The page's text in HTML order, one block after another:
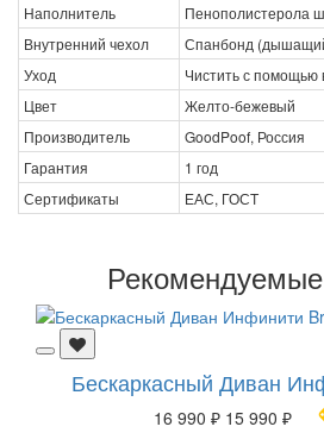
Наполнитель
Пенополистерола
Внутренний чехол
Спанбонд
Уход
Чистить с помощью
Цвет
Желто-бежевый
Производитель
GoodPoof, Россия
Гарантия
1 год
Сертификаты
ЕАС, ГОСТ
Бескаркасный Диван
16 990 ₽ 15 990 ₽